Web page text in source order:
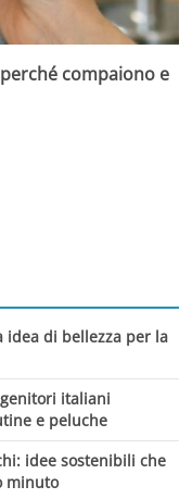
compaiono e
idea di bellezza per la
italiani
e peluche
idee sostenibili che
minuto